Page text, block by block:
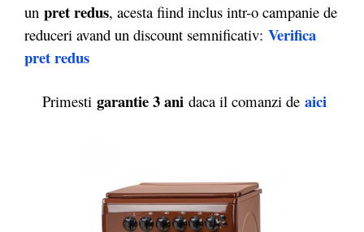
un pret redus, acesta fiind inclus intr-o campanie de
reduceri avand un discount semnificativ: Verifica
pret redus
Primesti garantie 3 ani daca il comanzi de aici